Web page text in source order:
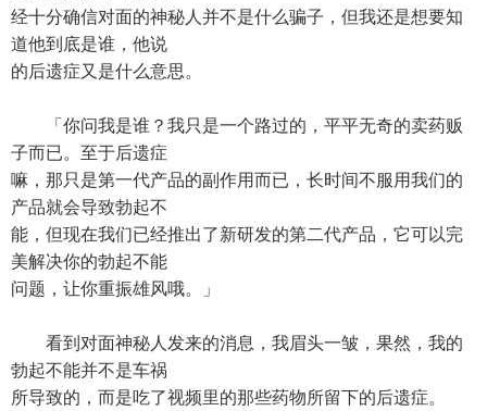
经十分确信对面的神秘人并不是什么骗子，但我还是想要知
道他到底是谁，他说
的后遗症又是什么意思。
「你问我是谁？我只是一个路过的，平平无奇的卖药贩
子而已。至于后遗症
嘛，那只是第一代产品的副作用而已，长时间不服用我们的
产品就会导致勃起不
能，但现在我们已经推出了新研发的第二代产品，它可以完
美解决你的勃起不能
问题，让你重振雄风哦。」
看到对面神秘人发来的消息，我眉头一皱，果然，我的
勃起不能并不是车祸
所导致的，而是吃了视频里的那些药物所留下的后遗症。